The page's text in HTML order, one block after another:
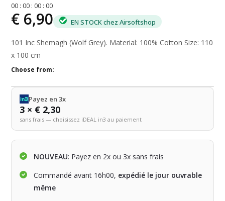
00 :00 :00 :00
€ 6,90 EN STOCK chez Airsoftshop
101 Inc Shemagh (Wolf Grey). Material: 100% Cotton Size: 110
x 100 cm
Choose from:
Payez en 3x
3 × € 2,30
sans frais — choisissez iDEAL in3 au paiement
NOUVEAU: Payez en 2x ou 3x sans frais
Commandé avant 16h00, expédié le jour ouvrable
même